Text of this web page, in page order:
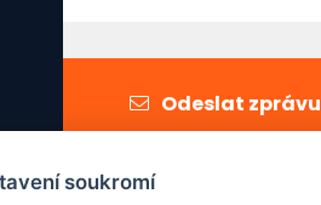
Odeslat zprávu
soukromí